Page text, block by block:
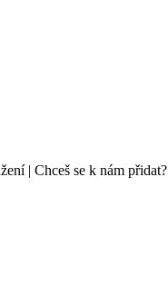
| Chceš se k nám přidat?